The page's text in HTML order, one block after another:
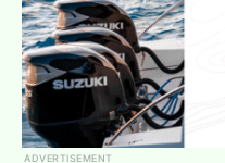
ADVERTISEMENT